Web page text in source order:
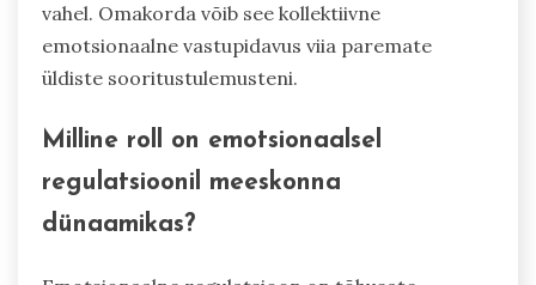
vahel. Omakorda võib see kollektiivne
emotsionaalne vastupidavus viia paremate
üldiste sooritustulemusteni.
Milline roll on emotsionaalsel
regulatsioonil meeskonna
dünaamikas?